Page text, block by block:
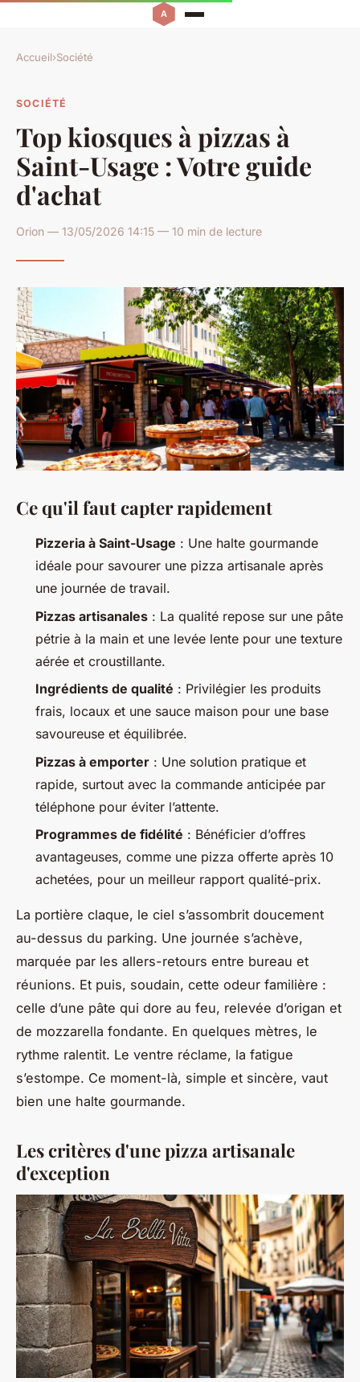
Accueil›Société
SOCIÉTÉ
Top kiosques à pizzas à
Saint-Usage : Votre guide
d'achat
Orion — 13/05/2026 14:15 — 10 min de lecture
Ce qu'il faut capter rapidement
Pizzeria à Saint-Usage : Une halte gourmande
idéale pour savourer une pizza artisanale après
une journée de travail.
Pizzas artisanales : La qualité repose sur une pâte
pétrie à la main et une levée lente pour une texture
aérée et croustillante.
Ingrédients de qualité : Privilégier les produits
frais, locaux et une sauce maison pour une base
savoureuse et équilibrée.
Pizzas à emporter : Une solution pratique et
rapide, surtout avec la commande anticipée par
téléphone pour éviter l’attente.
Programmes de fidélité : Bénéficier d’offres
avantageuses, comme une pizza offerte après 10
achetées, pour un meilleur rapport qualité-prix.
La portière claque, le ciel s’assombrit doucement
au-dessus du parking. Une journée s’achève,
marquée par les allers-retours entre bureau et
réunions. Et puis, soudain, cette odeur familière :
celle d’une pâte qui dore au feu, relevée d’origan et
de mozzarella fondante. En quelques mètres, le
rythme ralentit. Le ventre réclame, la fatigue
s’estompe. Ce moment-là, simple et sincère, vaut
bien une halte gourmande.
Les critères d'une pizza artisanale
d'exception